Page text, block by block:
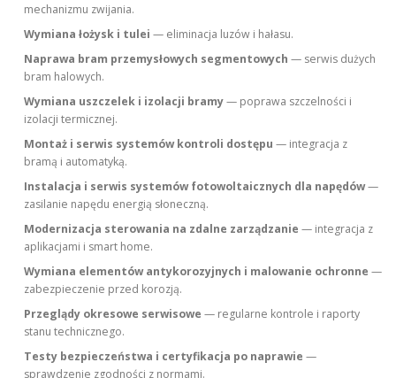
mechanizmu zwijania.
Wymiana łożysk i tulei — eliminacja luzów i hałasu.
Naprawa bram przemysłowych segmentowych — serwis dużych
bram halowych.
Wymiana uszczelek i izolacji bramy— poprawa szczelności i
izolacji termicznej.
Montaż i serwis systemów kontroli dostępu — integracja z
bramą i automatyką.
Instalacja i serwis systemów fotowoltaicznych dla napędów—
zasilanie napędu energią słoneczną.
Modernizacja sterowania na zdalne zarządzanie — integracja z
aplikacjami i smart home.
Wymiana elementów antykorozyjnych i malowanie ochronne —
zabezpieczenie przed korozją.
Przeglądy okresowe serwisowe — regularne kontrole i raporty
stanu technicznego.
Testy bezpieczeństwa i certyfikacja po naprawie —
sprawdzenie zgodności z normami.